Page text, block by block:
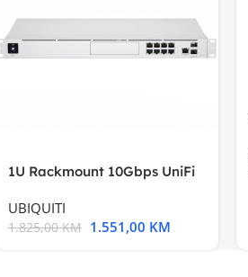
1U Rackmount 10Gbps UniFi
UBIQUITI
1.825,00KM 1.551,00 KM